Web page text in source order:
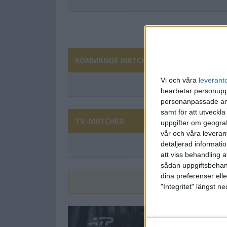
Vi och våra
bearbetar
personanpassade
samt för att
uppgifter om
vår och våra
detaljerad
att viss behandling
sådan
dina preferenser
"Integritet" längst
KOMMANDE MATCHER
TV-MATCHER